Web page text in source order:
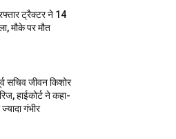
ट्रैक्टर ने 14
मौके पर मौत
सचिव जीवन किशोर
हाईकोर्ट ने कहा-
गंभीर